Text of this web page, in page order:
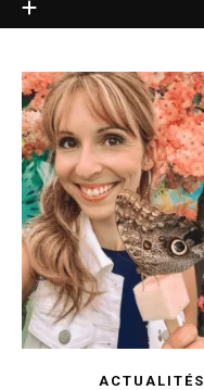
ACTUALITÉS